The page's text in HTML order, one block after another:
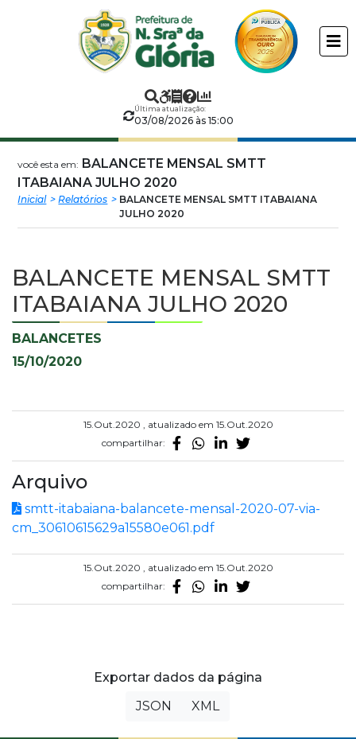
Prefeitura
Municipal
Nossa
Senhora
da
Última atualização:
03/08/2026 às 15:00
você esta em: BALANCETE MENSAL SMTT
ITABAIANA JULHO 2020
Inicial Relatórios
BALANCETE MENSAL SMTT ITABAIANA
JULHO 2020
BALANCETE MENSAL SMTT
ITABAIANA JULHO 2020
BALANCETES
15/10/2020
15.Out.2020 , atualizado em 15.Out.2020
compartilhar:
Arquivo
smtt-itabaiana-balancete-mensal-2020-07-via-
cm_30610615629a15580e061.pdf
15.Out.2020 , atualizado em 15.Out.2020
compartilhar:
Exportar dados da página
JSON
XML